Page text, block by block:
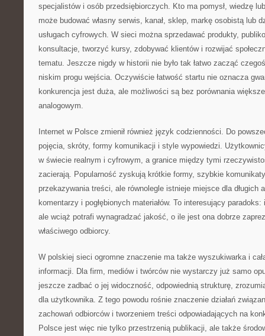
specjalistów i osób przedsiębiorczych. Kto ma pomysł, wiedzę
może budować własny serwis, kanał, sklep, markę osobistą lub
usługach cyfrowych. W sieci można sprzedawać produkty,
konsultacje, tworzyć kursy, zdobywać klientów i rozwijać
tematu. Jeszcze nigdy w historii nie było tak łatwo zacząć
niskim progu wejścia. Oczywiście łatwość startu nie oznacza
konkurencja jest duża, ale możliwości są bez porównania
analogowym.
Internet w Polsce zmienił również język codzienności. Do
pojęcia, skróty, formy komunikacji i style wypowiedzi.
w świecie realnym i cyfrowym, a granice między tymi
zacierają. Popularność zyskują krótkie formy, szybkie
przekazywania treści, ale równolegle istnieje miejsce dla długich
komentarzy i pogłębionych materiałów. To interesujący
ale wciąż potrafi wynagradzać jakość, o ile jest ona dobrze
właściwego odbiorcy.
W polskiej sieci ogromne znaczenie ma także wyszukiwarka i
informacji. Dla firm, mediów i twórców nie wystarczy już samo
jeszcze zadbać o jej widoczność, odpowiednią strukturę,
dla użytkownika. Z tego powodu rośnie znaczenie działań
zachowań odbiorców i tworzeniem treści odpowiadających na
Polsce jest więc nie tylko przestrzenią publikacji, ale także